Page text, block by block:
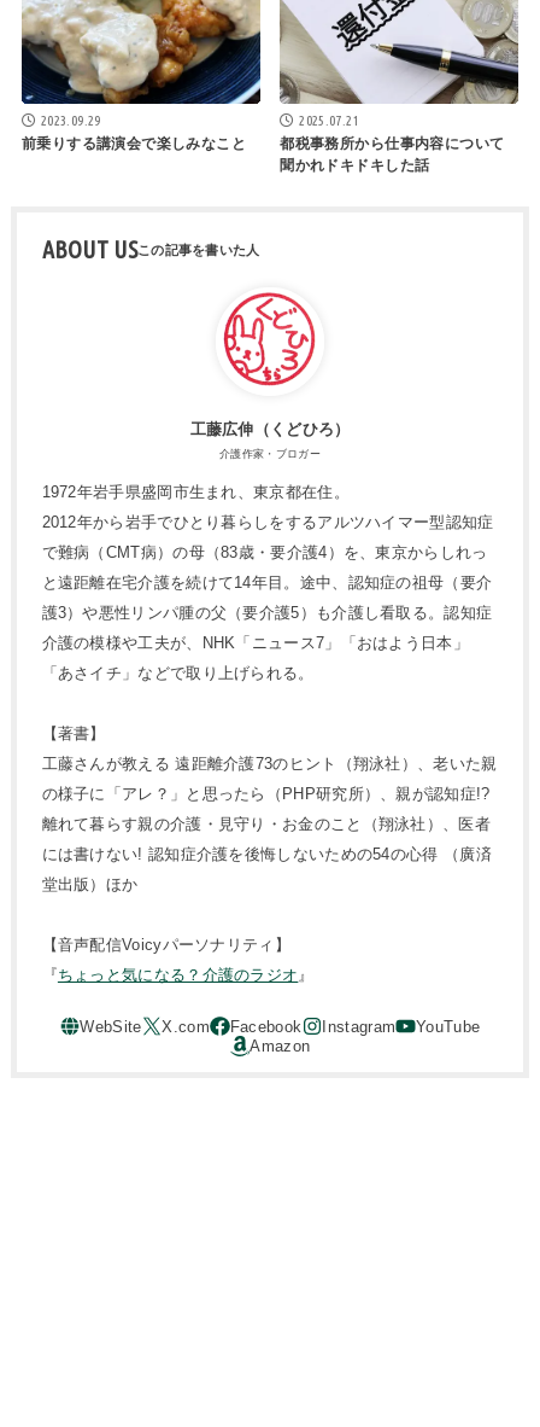
2023.09.29
前乗りする講演会で楽しみなこと
2025.07.21
都税事務所から仕事内容について
聞かれドキドキした話
ABOUT US
工藤広伸（くどひろ）
介護作家・ブロガー
1972年岩手県盛岡市生まれ、東京都在住。
2012年から岩手でひとり暮らしをするアルツハイマー型認知症
で難病（CMT病）の母（83歳・要介護4）を、東京からしれっ
と遠距離在宅介護を続けて14年目。途中、認知症の祖母（要介
護3）や悪性リンパ腫の父（要介護5）も介護し看取る。認知症
介護の模様や工夫が、NHK「ニュース7」「おはよう日本」
「あさイチ」などで取り上げられる。
【著書】
工藤さんが教える 遠距離介護73のヒント（翔泳社）、老いた親
の様子に「アレ？」と思ったら（PHP研究所）、親が認知症!?
離れて暮らす親の介護・見守り・お金のこと（翔泳社）、医者
には書けない! 認知症介護を後悔しないための54の心得 （廣済
堂出版）ほか
【音声配信Voicyパーソナリティ】
『ちょっと気になる？介護のラジオ』